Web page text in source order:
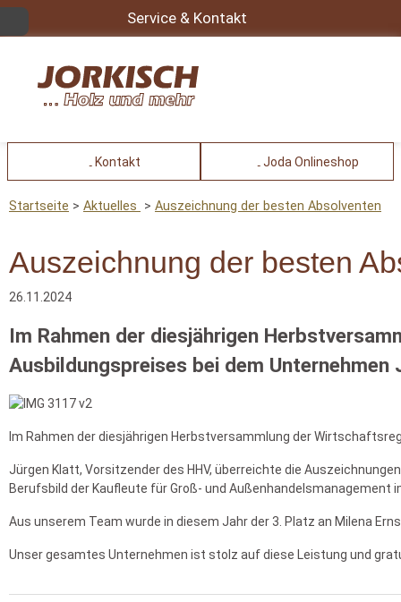
Service & Kontakt
Kontakt Joda Onlineshop
Startseite Aktuelles Auszeichnung der besten Absolventen
Auszeichnung der besten
26.11.2024
Im Rahmen der diesjährigen
Ausbildungspreises bei dem Unternehmen
Im Rahmen der diesjährigen Herbstversammlung der
Jürgen Klatt, Vorsitzender des HHV, überreichte die
Berufsbild der Kaufleute fürGroß- und Außenhandelsmanagement
Aus unserem Team wurde in diesem Jahr der 3. Platz an Milena
Unser gesamtes Unternehmen ist stolz auf diese Leistung und